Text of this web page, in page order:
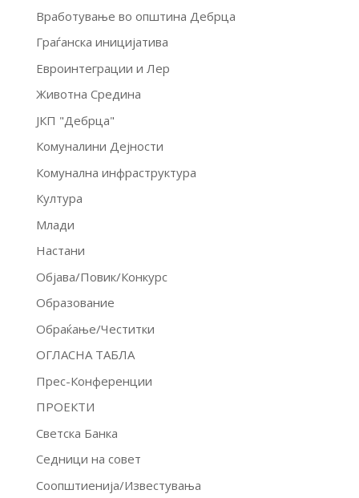
Вработување во општина Дебрца
Граѓанска иницијатива
Евроинтеграции и Лер
Животна Средина
ЈКП "Дебрца"
Комуналини Дејности
Комунална инфраструктура
Култура
Млади
Настани
Објава/Повик/Конкурс
Образование
Обраќање/Честитки
ОГЛАСНА ТАБЛА
Прес-Конференции
ПРОЕКТИ
Светска Банка
Седници на совет
Соопштиенија/Известувања